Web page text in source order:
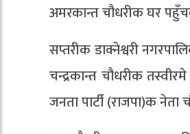
अमरकान्त चौधरीक घर
सप्तरीक डाक्नेश्वरी
चन्द्रकान्त चौधरीक
जनता पार्टी (राजपा)क